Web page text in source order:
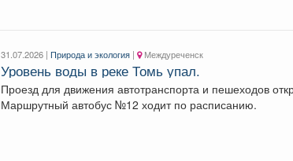
31.07.2026 |Природа и экология | Междуреченск
Уровень воды в реке Томь упал.
Проезд для движения автотранспорта и пешеходов
Маршрутный автобус №12 ходит по расписанию.